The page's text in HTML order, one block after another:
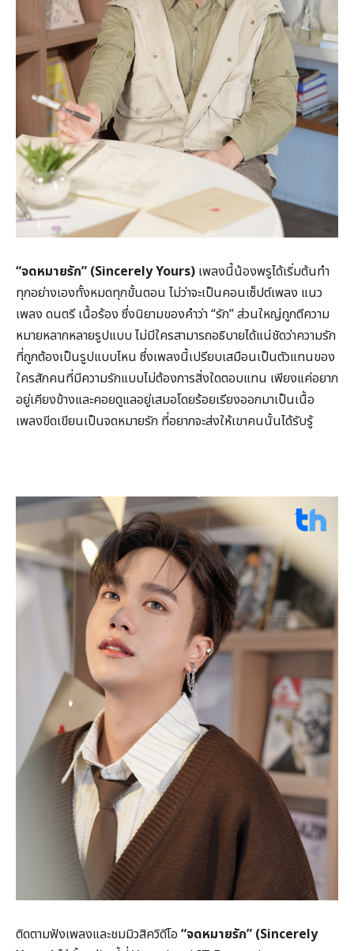
“จดหมายรัก” (Sincerely Yours) เพลงนี้น้องพรูได้เริ่มต้นทำ
ทุกอย่างเองทั้งหมดทุกขั้นตอน ไม่ว่าจะเป็นคอนเซ็ปต์เพลง แนว
เพลง ดนตรี เนื้อร้อง ซึ่งนิยามของคำว่า “รัก” ส่วนใหญ่ถูกตีความ
หมายหลากหลายรูปแบบ ไม่มีใครสามารถอธิบายได้แน่ชัดว่าความรัก
ที่ถูกต้องเป็นรูปแบบไหน ซึ่งเพลงนี้เปรียบเสมือนเป็นตัวแทนของ
ใครสักคนที่มีความรักแบบไม่ต้องการสิ่งใดตอบแทน เพียงแค่อยาก
อยู่เคียงข้างและคอยดูแลอยู่เสมอโดยร้อยเรียงออกมาเป็นเนื้อ
เพลงขีดเขียนเป็นจดหมายรัก ที่อยากจะส่งให้เขาคนนั้นได้รับรู้
ติดตามฟังเพลงและชมมิวสิควิดีโอ “จดหมายรัก” (Sincerely